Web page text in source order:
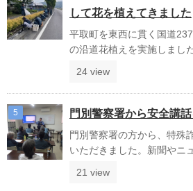
して花を植えてきました
平取町を東西に貫く国道
の沿道花植えを実施しまし
24 view
門別警察署から安全講
門別警察署の方から、特殊
いただきました。新聞やニ
21 view